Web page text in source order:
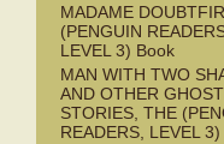
MADAME
(PENGUIN
LEVEL 3) Book
MAN WITH TWO
AND OTHER GHOST
STORIES, THE
READERS, LEVEL